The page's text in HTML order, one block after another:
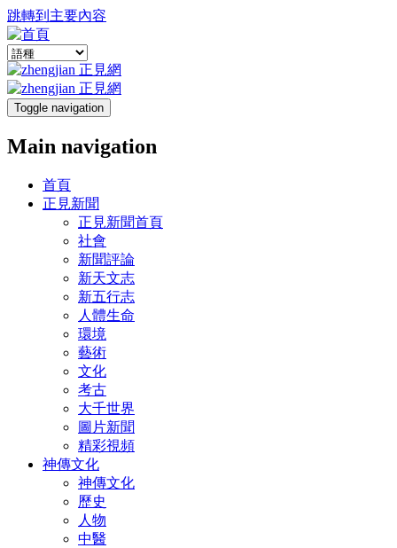
跳轉到主要內容
Toggle navigation
Main navigation
首頁
正見新聞
正見新聞首頁
社會
新聞評論
新天文志
新五行志
人體生命
環境
藝術
文化
考古
大千世界
圖片新聞
精彩視頻
神傳文化
神傳文化
歷史
人物
中醫